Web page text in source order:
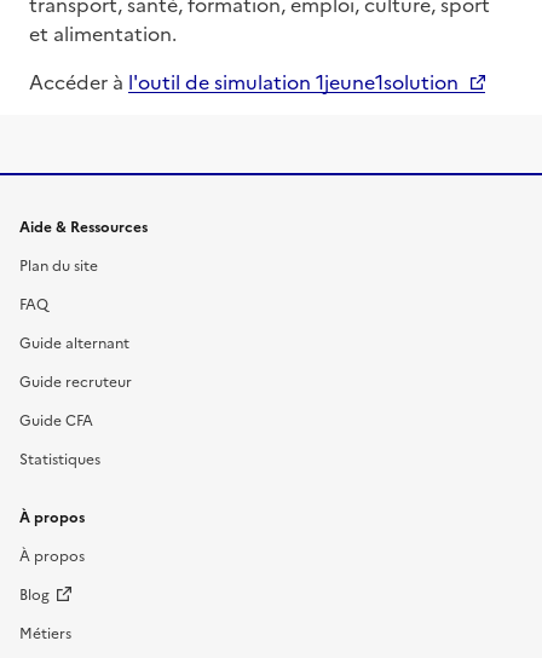
et alimentation.
Accéder à l'outil de simulation 1jeune1solution
Informations et liens du site
Aide & Ressources
Plan du site
FAQ
Guide alternant
Guide recruteur
Guide CFA
Statistiques
À propos
À propos
Blog
Métiers